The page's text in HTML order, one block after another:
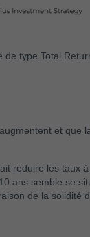
type Total
et que
réduire les taux
ans semble se
de la solidité